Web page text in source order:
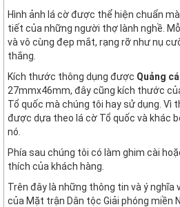
Hình ảnh lá cờ được thể hiện chuẩn
tiết của những người thợ lành nghề.
và vô cùng đẹp mắt, rạng rỡ như nụ
thắng.
Kích thước thông dụng được Quảng
27mmx46mm, đây cũng kích thước
Tổ quốc mà chúng tôi hay sử dụng. Vì
được dựa theo lá cờ Tổ quốc và khác
nó.
Phía sau chúng tôi có làm ghim cài
thích của khách hàng.
Trên đây là những thông tin và ý nghĩa
của Mặt trận Dân tộc Giải phóng miền